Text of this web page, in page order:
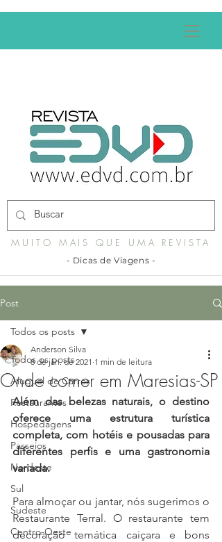
MUITO MAIS QUE UMA REVISTA
- Dicas de Viagens -
Post
Todos os posts
Aluguel de Carros
Restaurantes
Hospedagens
Passeios
Nordeste
Sul
Sudeste
Centro-Oeste
Todos os posts
Onde comer em Maresias-SP
Anderson Silva
8 de jan. de 2021 1 min de leitura
Além das belezas naturais, o destino
oferece uma estrutura turística
completa, com hotéis e pousadas para
diferentes perfis e uma gastronomia
variada.
Para almoçar ou jantar, nós sugerimos o
Restaurante Terral. O restaurante tem
decoração temática caiçara e bons